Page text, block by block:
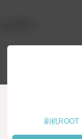
刷机ROOT